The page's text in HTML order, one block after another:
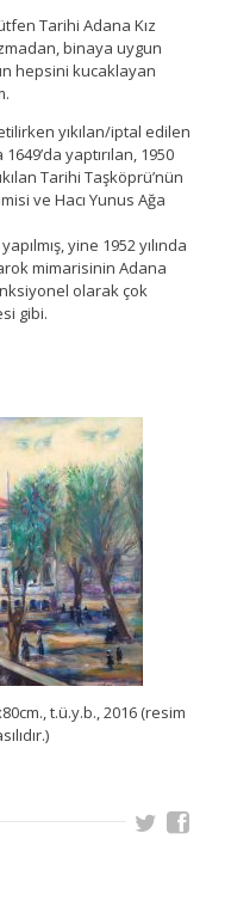
Tarihi Adana Kız
binaya uygun
hepsini kucaklayan
yıkılan/iptal edilen
yaptırılan, 1950
Tarihi Taşköprü’nün
ve Hacı Yunus Ağa
yine 1952 yılında
mimarisinin Adana
olarak çok
gibi.
t.ü.y.b., 2016 (resim